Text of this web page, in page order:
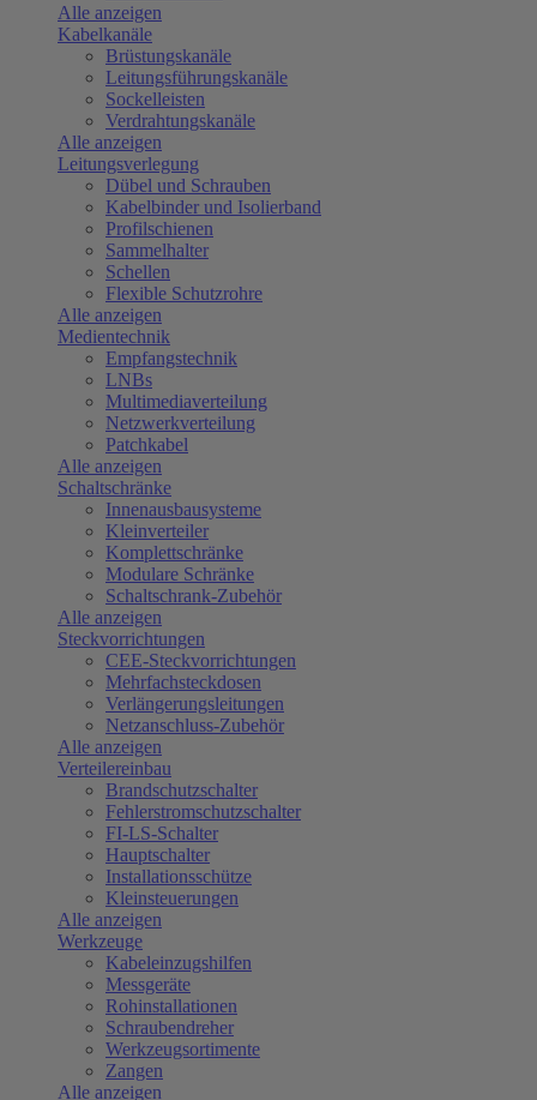
Alle anzeigen
Kabelkanäle
Brüstungskanäle
Leitungsführungskanäle
Sockelleisten
Verdrahtungskanäle
Alle anzeigen
Leitungsverlegung
Dübel und Schrauben
Kabelbinder und Isolierband
Profilschienen
Sammelhalter
Schellen
Flexible Schutzrohre
Alle anzeigen
Medientechnik
Empfangstechnik
LNBs
Multimediaverteilung
Netzwerkverteilung
Patchkabel
Alle anzeigen
Schaltschränke
Innenausbausysteme
Kleinverteiler
Komplettschränke
Modulare Schränke
Schaltschrank-Zubehör
Alle anzeigen
Steckvorrichtungen
CEE-Steckvorrichtungen
Mehrfachsteckdosen
Verlängerungsleitungen
Netzanschluss-Zubehör
Alle anzeigen
Verteilereinbau
Brandschutzschalter
Fehlerstromschutzschalter
FI-LS-Schalter
Hauptschalter
Installationsschütze
Kleinsteuerungen
Alle anzeigen
Werkzeuge
Kabeleinzugshilfen
Messgeräte
Rohinstallationen
Schraubendreher
Werkzeugsortimente
Zangen
Alle anzeigen